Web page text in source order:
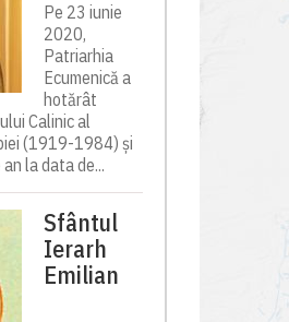
Pe 23 iunie
2020,
Patriarhia
Ecumenică a
hotărât
Calinic al
(1919-1984) și
la data de...
Sfântul
Ierarh
Emilian